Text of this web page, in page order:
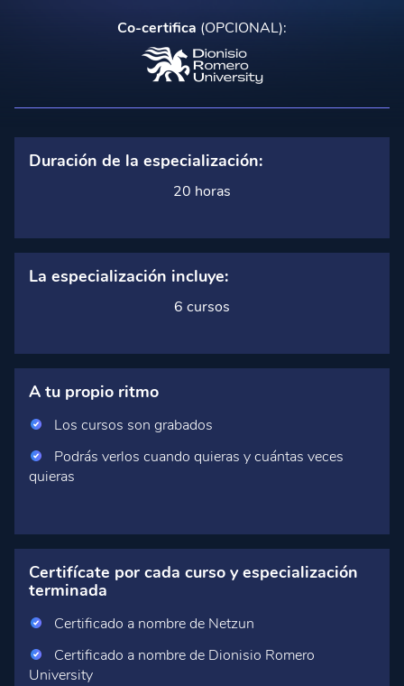
Co-certifica (OPCIONAL):
Duración de la especialización:
20 horas
La especialización incluye:
6 cursos
A tu propio ritmo
Los cursos son grabados
Podrás verlos cuando quieras y cuántas veces
quieras
Certifícate por cada curso y especialización
terminada
Certificado a nombre de Netzun
Certificado a nombre de Dionisio Romero
University